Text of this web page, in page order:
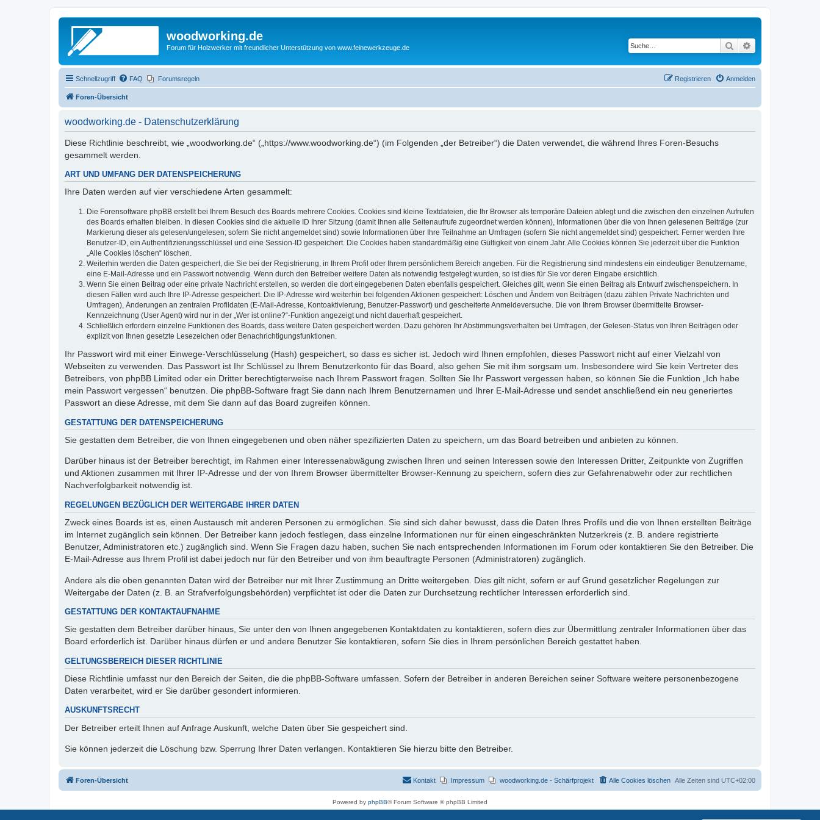
woodworking.de
Forum für Holzwerker mit freundlicher Unterstützung von www.feinewerkzeuge.de Suche
Schnellzugriff FAQ Forumsregeln Anmelden
Registrieren
Foren-Übersicht
woodworking.de - Datenschutzerklärung
Diese Richtlinie beschreibt, wie „woodworking.de“ („https://www.woodworking.de“) (im Folgenden „der Betreiber“) die Daten verwendet, die während Ihres Foren-Besuchs
gesammelt werden.
ART UND UMFANG DER DATENSPEICHERUNG
Ihre Daten werden auf vier verschiedene Arten gesammelt:
Die Forensoftware phpBB erstellt bei Ihrem Besuch des Boards mehrere Cookies. Cookies sind kleine Textdateien, die Ihr Browser als temporäre Dateien ablegt und die zwischen den einzelnen Aufrufen
des Boards erhalten bleiben. In diesen Cookies sind die aktuelle ID Ihrer Sitzung (damit Ihnen alle Seitenaufrufe zugeordnet werden können), Informationen über die von Ihnen gelesenen Beiträge (zur
Markierung dieser als gelesen/ungelesen; sofern Sie nicht angemeldet sind) sowie Informationen über Ihre Teilnahme an Umfragen (sofern Sie nicht angemeldet sind) gespeichert. Ferner werden Ihre
Benutzer-ID, ein Authentifizierungsschlüssel und eine Session-ID gespeichert. Die Cookies haben standardmäßig eine Gültigkeit von einem Jahr. Alle Cookies können Sie jederzeit über die Funktion
„Alle Cookies löschen“ löschen.
Weiterhin werden die Daten gespeichert, die Sie bei der Registrierung, in Ihrem Profil oder Ihrem persönlichem Bereich angeben. Für die Registrierung sind mindestens ein eindeutiger Benutzername,
eine E-Mail-Adresse und ein Passwort notwendig. Wenn durch den Betreiber weitere Daten als notwendig festgelegt wurden, so ist dies für Sie vor deren Eingabe ersichtlich.
Wenn Sie einen Beitrag oder eine private Nachricht erstellen, so werden die dort eingegebenen Daten ebenfalls gespeichert. Gleiches gilt, wenn Sie einen Beitrag als Entwurf zwischenspeichern. In
diesen Fällen wird auch Ihre IP-Adresse gespeichert. Die IP-Adresse wird weiterhin bei folgenden Aktionen gespeichert: Löschen und Ändern von Beiträgen (dazu zählen Private Nachrichten und
Umfragen), Änderungen an zentralen Profildaten (E-Mail-Adresse, Kontoaktivierung, Benutzer-Passwort) und gescheiterte Anmeldeversuche. Die von Ihrem Browser übermittelte Browser-
Kennzeichnung (User Agent) wird nur in der „Wer ist online?“-Funktion angezeigt und nicht dauerhaft gespeichert.
Schließlich erfordern einzelne Funktionen des Boards, dass weitere Daten gespeichert werden. Dazu gehören Ihr Abstimmungsverhalten bei Umfragen, der Gelesen-Status von Ihren Beiträgen oder
explizit von Ihnen gesetzte Lesezeichen oder Benachrichtigungsfunktionen.
Ihr Passwort wird mit einer Einwege-Verschlüsselung (Hash) gespeichert, so dass es sicher ist. Jedoch wird Ihnen empfohlen, dieses Passwort nicht auf einer Vielzahl von
Webseiten zu verwenden. Das Passwort ist Ihr Schlüssel zu Ihrem Benutzerkonto für das Board, also gehen Sie mit ihm sorgsam um. Insbesondere wird Sie kein Vertreter des
Betreibers, von phpBB Limited oder ein Dritter berechtigterweise nach Ihrem Passwort fragen. Sollten Sie Ihr Passwort vergessen haben, so können Sie die Funktion „Ich habe
mein Passwort vergessen“ benutzen. Die phpBB-Software fragt Sie dann nach Ihrem Benutzernamen und Ihrer E-Mail-Adresse und sendet anschließend ein neu generiertes
Passwort an diese Adresse, mit dem Sie dann auf das Board zugreifen können.
GESTATTUNG DER DATENSPEICHERUNG
Sie gestatten dem Betreiber, die von Ihnen eingegebenen und oben näher spezifizierten Daten zu speichern, um das Board betreiben und anbieten zu können.
Darüber hinaus ist der Betreiber berechtigt, im Rahmen einer Interessenabwägung zwischen Ihren und seinen Interessen sowie den Interessen Dritter, Zeitpunkte von Zugriffen
und Aktionen zusammen mit Ihrer IP-Adresse und der von Ihrem Browser übermittelter Browser-Kennung zu speichern, sofern dies zur Gefahrenabwehr oder zur rechtlichen
Nachverfolgbarkeit notwendig ist.
REGELUNGEN BEZÜGLICH DER WEITERGABE IHRER DATEN
Zweck eines Boards ist es, einen Austausch mit anderen Personen zu ermöglichen. Sie sind sich daher bewusst, dass die Daten Ihres Profils und die von Ihnen erstellten Beiträge
im Internet zugänglich sein können. Der Betreiber kann jedoch festlegen, dass einzelne Informationen nur für einen eingeschränkten Nutzerkreis (z. B. andere registrierte
Benutzer, Administratoren etc.) zugänglich sind. Wenn Sie Fragen dazu haben, suchen Sie nach entsprechenden Informationen im Forum oder kontaktieren Sie den Betreiber. Die
E-Mail-Adresse aus Ihrem Profil ist dabei jedoch nur für den Betreiber und von ihm beauftragte Personen (Administratoren) zugänglich.
Andere als die oben genannten Daten wird der Betreiber nur mit Ihrer Zustimmung an Dritte weitergeben. Dies gilt nicht, sofern er auf Grund gesetzlicher Regelungen zur
Weitergabe der Daten (z. B. an Strafverfolgungsbehörden) verpflichtet ist oder die Daten zur Durchsetzung rechtlicher Interessen erforderlich sind.
GESTATTUNG DER KONTAKTAUFNAHME
Sie gestatten dem Betreiber darüber hinaus, Sie unter den von Ihnen angegebenen Kontaktdaten zu kontaktieren, sofern dies zur Übermittlung zentraler Informationen über das
Board erforderlich ist. Darüber hinaus dürfen er und andere Benutzer Sie kontaktieren, sofern Sie dies in Ihrem persönlichen Bereich gestattet haben.
GELTUNGSBEREICH DIESER RICHTLINIE
Diese Richtlinie umfasst nur den Bereich der Seiten, die die phpBB-Software umfassen. Sofern der Betreiber in anderen Bereichen seiner Software weitere personenbezogene
Daten verarbeitet, wird er Sie darüber gesondert informieren.
AUSKUNFTSRECHT
Der Betreiber erteilt Ihnen auf Anfrage Auskunft, welche Daten über Sie gespeichert sind.
Sie können jederzeit die Löschung bzw. Sperrung Ihrer Daten verlangen. Kontaktieren Sie hierzu bitte den Betreiber.
Foren-Übersicht Alle Zeiten sind UTC+02:00
Alle Cookies löschen
woodworking.de - Schärfprojekt
Impressum
Kontakt
Powered by phpBB® Forum Software © phpBB Limited